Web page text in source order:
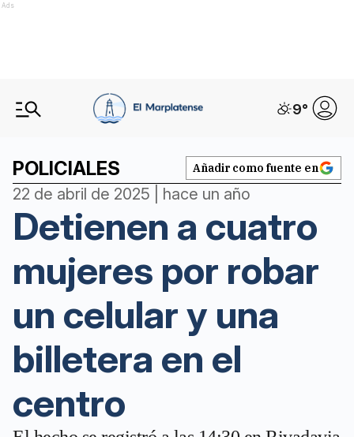
Ads
9°
POLICIALES Añadir como fuente en
22 de abril de 2025 | hace un año
Detienen a cuatro
mujeres por robar
un celular y una
billetera en el
centro